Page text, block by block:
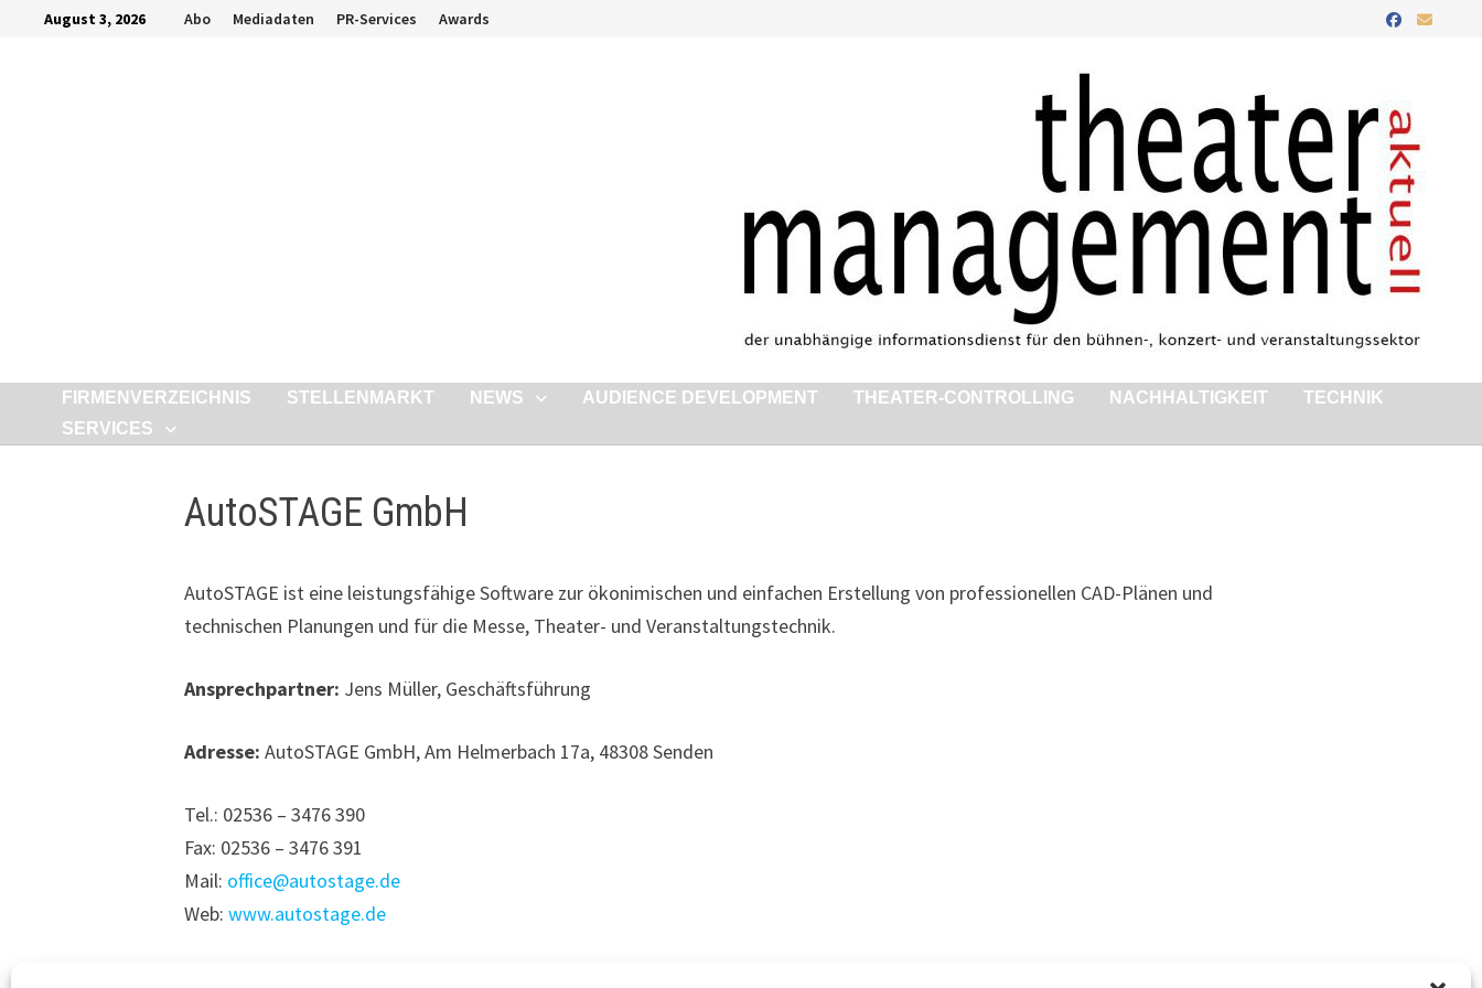
ZurückAugust 3, 2026 Abo Mediadaten PR-Services Awards
FIRMENVERZEICHNIS STELLENMARKT NEWS AUDIENCE DEVELOPMENT THEATER-CONTROLLING NACHHALTIGKEIT
TECHNIK
SERVICES
AutoSTAGE GmbH
AutoSTAGE ist eine leistungsfähige Software zur ökonimischen und einfachen Erstellung von professionellen CAD-Plänen und
technischen Planungen und für die Messe, Theater- und Veranstaltungstechnik.
Ansprechpartner: Jens Müller, Geschäftsführung
Adresse: AutoSTAGE GmbH, Am Helmerbach 17a, 48308 Senden
Tel.: 02536 – 3476 390
Fax: 02536 – 3476 391
Mail: office@autostage.de
Web: www.autostage.de